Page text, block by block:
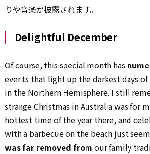
りや音楽が披露されます。
Delightful December
Of course, this special month has
events that light up the darkest days of
in the Northern Hemisphere. I still
strange Christmas in Australia was for
hottest time of the year there, and
with a barbecue on the beach just
was far removed from our family